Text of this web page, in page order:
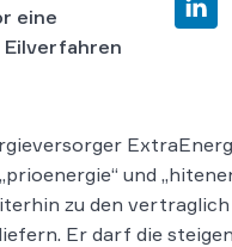
eine
Eilverfahren
und
zu den
Er darf die